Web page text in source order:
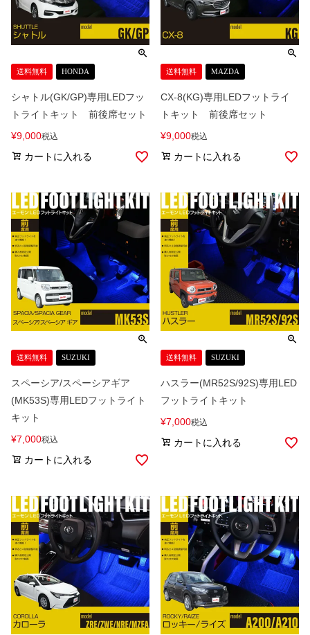
送料無料 HONDA
シャトル(GK/GP)専用LEDフッ
トライトキット 前後席セット
¥9,000税込
カートに入れる
送料無料 MAZDA
CX-8(KG)専用LEDフットライ
トキット 前後席セット
¥9,000税込
カートに入れる
送料無料 SUZUKI
スペーシア/スペーシアギア
(MK53S)専用LEDフットライト
キット
¥7,000税込
カートに入れる
送料無料 SUZUKI
ハスラー(MR52S/92S)専用LED
フットライトキット
¥7,000税込
カートに入れる